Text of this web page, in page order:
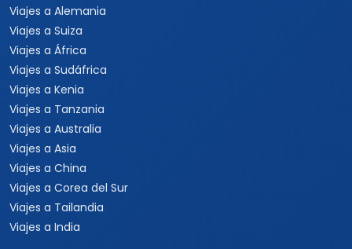
Viajes a Alemania
Viajes a Suiza
Viajes a África
Viajes a Sudáfrica
Viajes a Kenia
Viajes a Tanzania
Viajes a Australia
Viajes a Asia
Viajes a China
Viajes a Corea del Sur
Viajes a Tailandia
Viajes a India